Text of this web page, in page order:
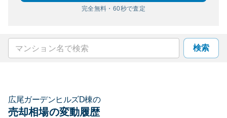
完全無料・60秒で査定
検索
広尾ガーデンヒルズD棟の
売却相場の変動履歴